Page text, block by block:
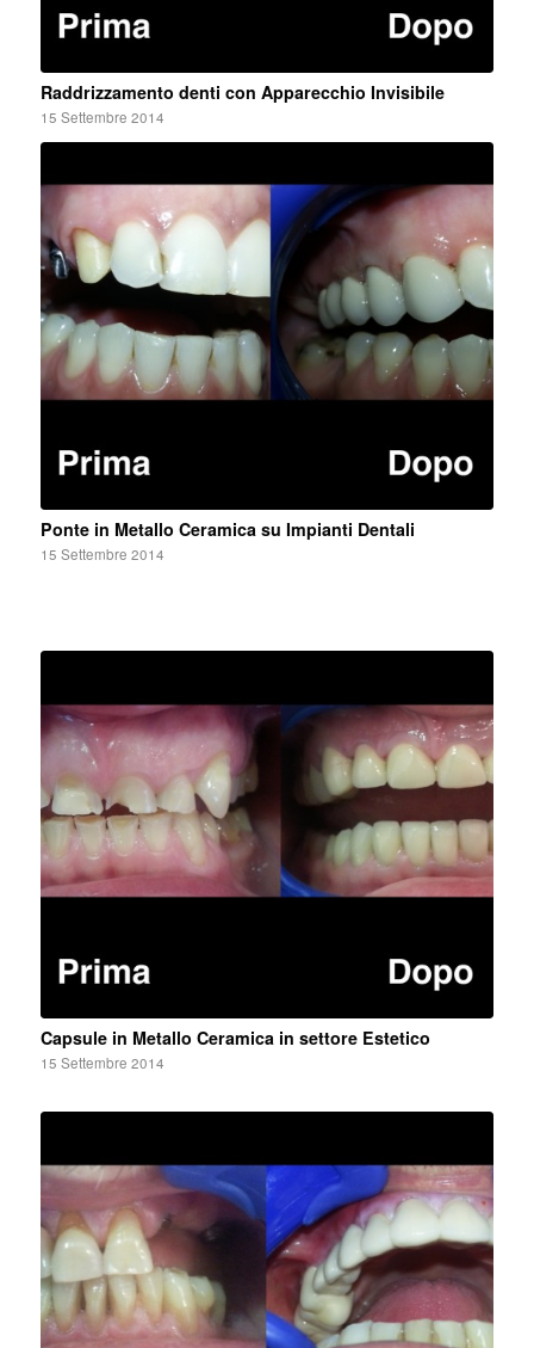
Raddrizzamento denti con Apparecchio Invisibile
15 Settembre 2014
Ponte in Metallo Ceramica su Impianti Dentali
15 Settembre 2014
Capsule in Metallo Ceramica in settore Estetico
15 Settembre 2014